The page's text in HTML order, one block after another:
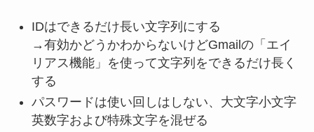
IDはできるだけ長い文字列にする
→有効かどうかわからないけどGmailの「エイ
リアス機能」を使って文字列をできるだけ長く
する
パスワードは使い回しはしない、大文字小文字
英数字および特殊文字を混ぜる